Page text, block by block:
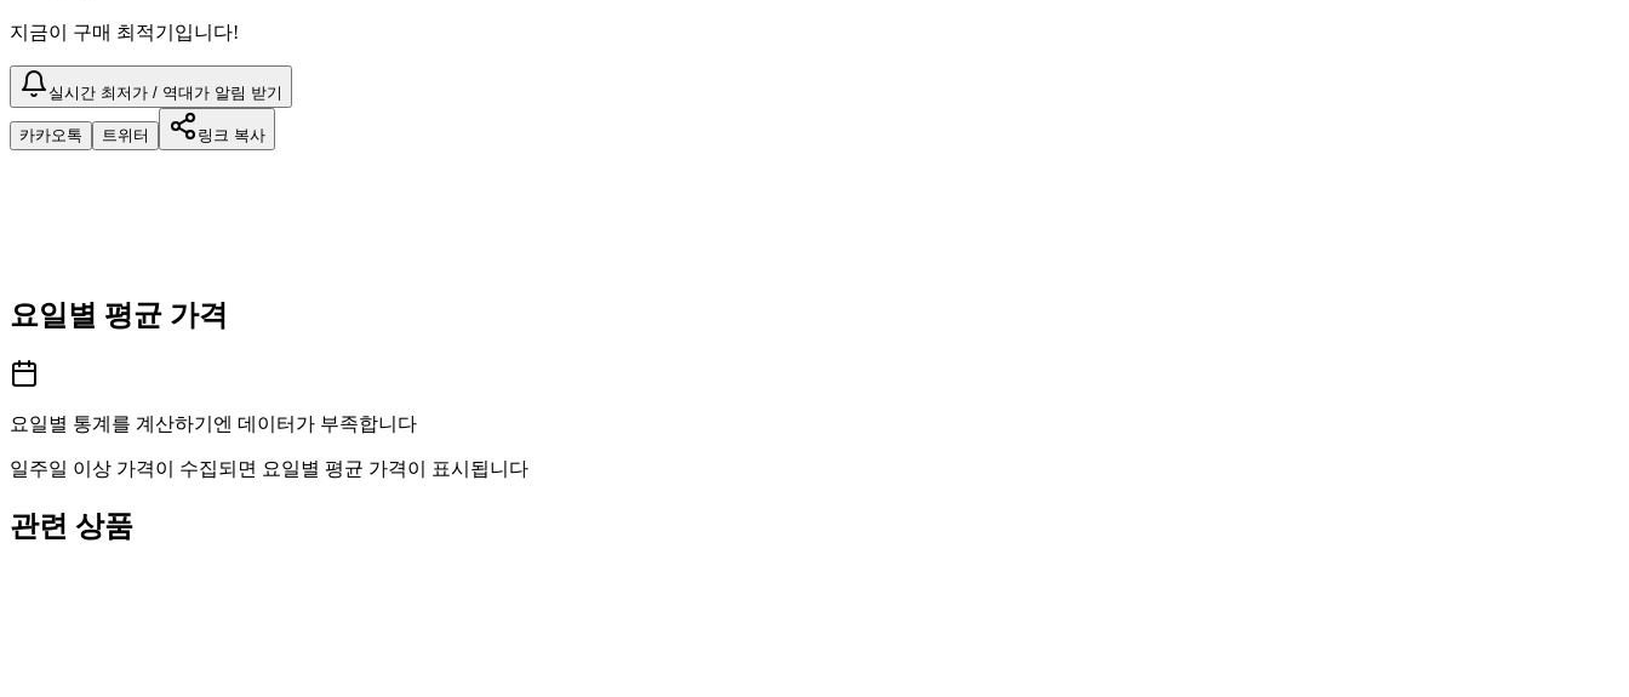
지금이 구매 최적기입니다!
실시간 최저가 / 역대가 알림 받기
카카오톡 트위터 링크 복사
요일별 평균 가격
요일별 통계를 계산하기엔 데이터가 부족합니다
일주일 이상 가격이 수집되면 요일별 평균 가격이 표시됩니다
관련 상품